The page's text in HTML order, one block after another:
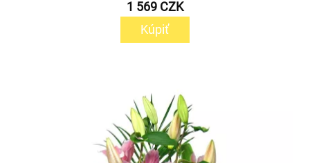
1 569 CZK
Kúpiť